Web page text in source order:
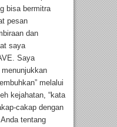
bisa bermitra
pesan
dan
saya
Saya
melalui
kejahatan, “kata
cakap dengan
tentang